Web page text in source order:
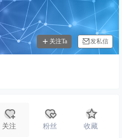
关注Ta 发私信
关注 粉丝 收藏